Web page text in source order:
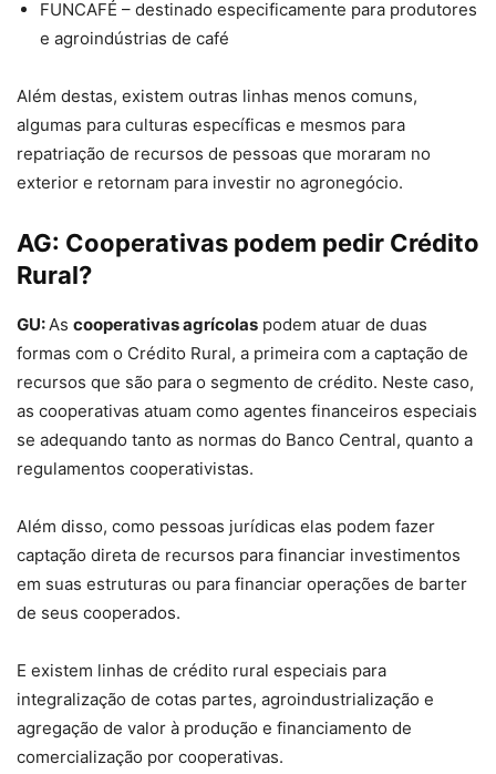
FUNCAFÉ – destinado especificamente para produtores
e agroindústrias de café
Além destas, existem outras linhas menos comuns,
algumas para culturas específicas e mesmos para
repatriação de recursos de pessoas que moraram no
exterior e retornam para investir no agronegócio.
AG: Cooperativas podem pedir Crédito
Rural?
GU:As cooperativas agrícolas podem atuar de duas
formas com o Crédito Rural, a primeira com a captação de
recursos que são para o segmento de crédito. Neste caso,
as cooperativas atuam como agentes financeiros especiais
se adequando tanto as normas do Banco Central, quanto a
regulamentos cooperativistas.
Além disso, como pessoas jurídicas elas podem fazer
captação direta de recursos para financiar investimentos
em suas estruturas ou para financiar operações de barter
de seus cooperados.
E existem linhas de crédito rural especiais para
integralização de cotas partes, agroindustrialização e
agregação de valor à produção e financiamento de
comercialização por cooperativas.